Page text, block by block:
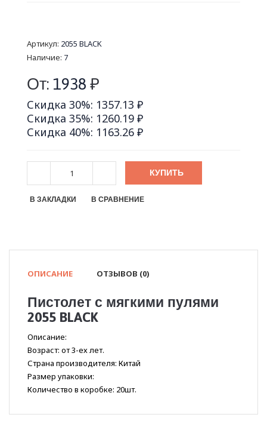
Артикул: 2055 BLACK
Наличие: 7
От: 1938 ₽
Скидка 30%: 1357.13 ₽
Скидка 35%: 1260.19 ₽
Скидка 40%: 1163.26 ₽
КУПИТЬ
В ЗАКЛАДКИ В СРАВНЕНИЕ
ОПИСАНИЕ ОТЗЫВОВ (0)
Пистолет с мягкими пулями
2055 BLACK
Описание:
Возраст: от 3-ех лет.
Страна производителя: Китай
Размер упаковки:
Количество в коробке: 20шт.